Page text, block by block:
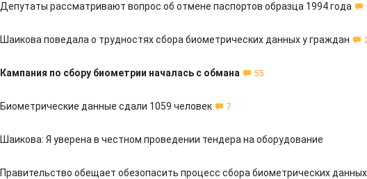
Депутаты рассматривают вопрос об отмене паспортов образца 1994 года
Шаикова поведала о трудностях сбора биометрических данных у граждан
Кампания по сбору биометрии началась с обмана 55
Биометрические данные сдали 1059 человек 7
Шаикова: Я уверена в честном проведении тендера на оборудование
Правительство обещает обезопасить процесс сбора биометрических данных